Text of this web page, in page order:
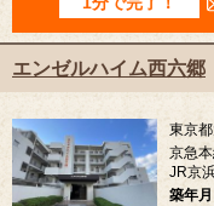
エンゼルハイム西六郷
東京
京急
JR京
築年月